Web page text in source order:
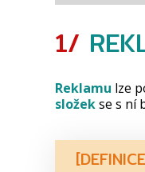
1/
Reklamu lze
složekse s ní